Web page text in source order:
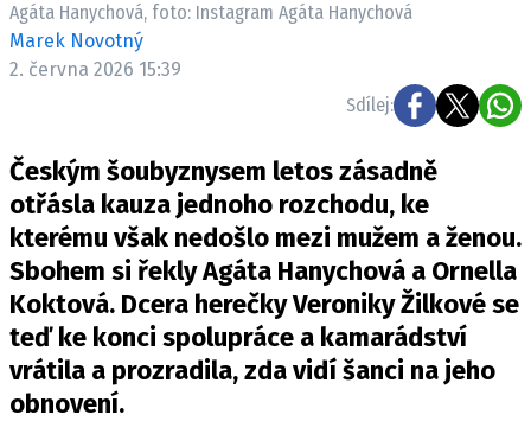
VYDAVATEL
INZERCE
OSOBNÍ ÚDAJE / COOKIES
VOLNÁ MÍSTA
Provozovatelem serveru newsbox.cz je
Agáta Hanychová, foto: Instagram Agáta Hanychová
Marek Novotný
2. června 2026 15:39
Sdílej:
Českým šoubyznysem letos zásadně
otřásla kauza jednoho rozchodu, ke
kterému však nedošlo mezi mužem a ženou.
Sbohem si řekly Agáta Hanychová a Ornella
Koktová. Dcera herečky Veroniky Žilkové se
teď ke konci spolupráce a kamarádství
vrátila a prozradila, zda vidí šanci na jeho
obnovení.